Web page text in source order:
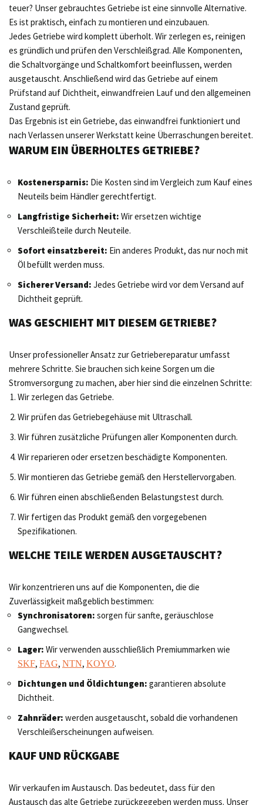
teuer? Unser gebrauchtes Getriebe ist eine sinnvolle Alternative.
Es ist praktisch, einfach zu montieren und einzubauen.
Jedes Getriebe wird komplett überholt. Wir zerlegen es, reinigen
es gründlich und prüfen den Verschleißgrad. Alle Komponenten,
die Schaltvorgänge und Schaltkomfort beeinflussen, werden
ausgetauscht. Anschließend wird das Getriebe auf einem
Prüfstand auf Dichtheit, einwandfreien Lauf und den allgemeinen
Zustand geprüft.
Das Ergebnis ist ein Getriebe, das einwandfrei funktioniert und
nach Verlassen unserer Werkstatt keine Überraschungen bereitet.
WARUM EIN ÜBERHOLTES GETRIEBE?
Kostenersparnis: Die Kosten sind im Vergleich zum Kauf eines
Neuteils beim Händler gerechtfertigt.
Langfristige Sicherheit: Wir ersetzen wichtige
Verschleißteile durch Neuteile.
Sofort einsatzbereit: Ein anderes Produkt, das nur noch mit
Öl befüllt werden muss.
Sicherer Versand: Jedes Getriebe wird vor dem Versand auf
Dichtheit geprüft.
WAS GESCHIEHT MIT DIESEM GETRIEBE?
Unser professioneller Ansatz zur Getriebereparatur umfasst
mehrere Schritte. Sie brauchen sich keine Sorgen um die
Stromversorgung zu machen, aber hier sind die einzelnen Schritte:
Wir zerlegen das Getriebe.
Wir prüfen das Getriebegehäuse mit Ultraschall.
Wir führen zusätzliche Prüfungen aller Komponenten durch.
Wir reparieren oder ersetzen beschädigte Komponenten.
Wir montieren das Getriebe gemäß den Herstellervorgaben.
Wir führen einen abschließenden Belastungstest durch.
Wir fertigen das Produkt gemäß den vorgegebenen
Spezifikationen.
WELCHE TEILE WERDEN AUSGETAUSCHT?
Wir konzentrieren uns auf die Komponenten, die die
Zuverlässigkeit maßgeblich bestimmen:
Synchronisatoren: sorgen für sanfte, geräuschlose
Gangwechsel.
Lager: Wir verwenden ausschließlich Premiummarken wie
SKF, FAG, NTN, KOYO.
Dichtungen und Öldichtungen: garantieren absolute
Dichtheit.
Zahnräder: werden ausgetauscht, sobald die vorhandenen
Verschleißerscheinungen aufweisen.
KAUF UND RÜCKGABE
Wir verkaufen im Austausch. Das bedeutet, dass für den
Austausch das alte Getriebe zurückgegeben werden muss. Unser